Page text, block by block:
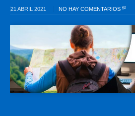
21 ABRIL 2021 NO HAY COMENTARIOS